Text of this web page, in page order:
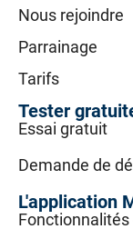
Nous rejoindre
Parrainage
Tarifs
Tester
Essai gratuit
Demande de
L'application